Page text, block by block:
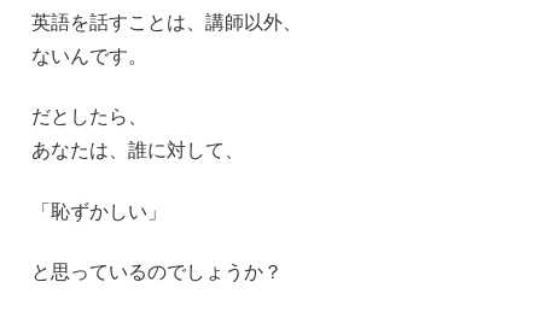
英語を話すことは、講師以外、
ないんです。
だとしたら、
あなたは、誰に対して、
「恥ずかしい」
と思っているのでしょうか？